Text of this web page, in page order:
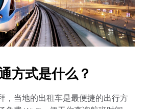
方式是什么？
，当地的出租车是最便捷的出行方